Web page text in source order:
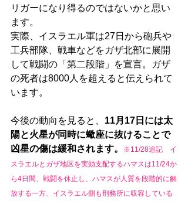
リガーになり得るのではないかと思い
ます。
実際、イスラエル軍は27日から砲兵や
工兵部隊、戦車などをガザ北部に展開
して戦闘の「第二段階」を宣言。ガザ
の死者は8000人を超えると伝えられて
います。
今後の動向を見ると、 11月17日には太
陽と火星が同時に蠍座に抜けることで
凶星の傷は緩和されます。
※11/28追記　イ
スラエルとガザ地区を実効支配するハマスは11/24か
ら4日間、戦闘を休止し、ハマスが人質を段階的に解
放する一方、イスラエル側も刑務所に収容している